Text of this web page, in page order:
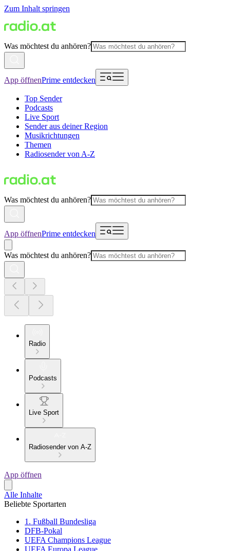
Zum Inhalt springen
Was möchtest du anhören?
App öffnenPrime entdecken
Top Sender
Podcasts
Live Sport
Sender aus deiner Region
Musikrichtungen
Themen
Radiosender von A-Z
Was möchtest du anhören?
App öffnenPrime entdecken
Was möchtest du anhören?
Radio
Podcasts
Live Sport
Radiosender von A-Z
App öffnen
Alle Inhalte
Beliebte Sportarten
1. Fußball Bundesliga
DFB-Pokal
UEFA Champions League
UEFA Europa League